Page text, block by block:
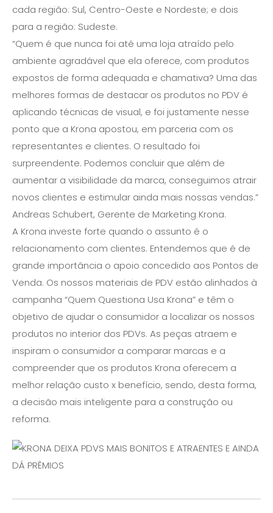
cada região: Sul, Centro-Oeste e Nordeste; e dois
para a região: Sudeste.
“Quem é que nunca foi até uma loja atraído pelo
ambiente agradável que ela oferece, com produtos
expostos de forma adequada e chamativa? Uma das
melhores formas de destacar os produtos no PDV é
aplicando técnicas de visual, e foi justamente nesse
ponto que a Krona apostou, em parceria com os
representantes e clientes. O resultado foi
surpreendente. Podemos concluir que além de
aumentar a visibilidade da marca, conseguimos atrair
novos clientes e estimular ainda mais nossas vendas.”
Andreas Schubert, Gerente de Marketing Krona.
A Krona investe forte quando o assunto é o
relacionamento com clientes. Entendemos que é de
grande importância o apoio concedido aos Pontos de
Venda. Os nossos materiais de PDV estão alinhados à
campanha “Quem Questiona Usa Krona” e têm o
objetivo de ajudar o consumidor a localizar os nossos
produtos no interior dos PDVs. As peças atraem e
inspiram o consumidor a comparar marcas e a
compreender que os produtos Krona oferecem a
melhor relação custo x benefício, sendo, desta forma,
a decisão mais inteligente para a construção ou
reforma.